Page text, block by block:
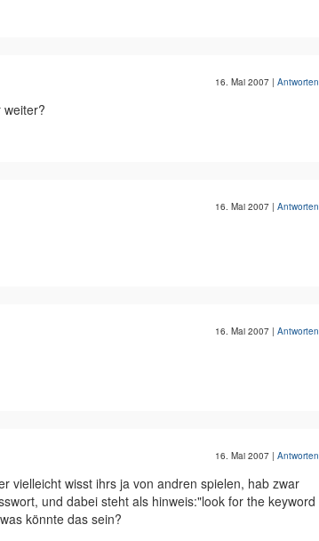
16. Mai 2007 | Antworten
16. Mai 2007 | Antworten
16. Mai 2007 | Antworten
16. Mai 2007 | Antworten
vielleicht wisst ihrs ja von andren spielen, hab zwar
und dabei steht als hinweis:"look for the keyword
könnte das sein?